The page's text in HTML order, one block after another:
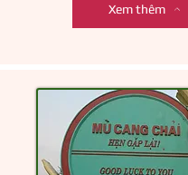
Xem thêm